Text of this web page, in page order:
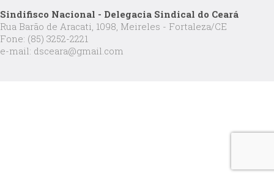
Sindifisco Nacional - Delegacia Sindical do Ceará
Rua Barão de Aracati, 1098, Meireles - Fortaleza/CE
Fone: (85) 3252-2221
e-mail: dsceara@gmail.com